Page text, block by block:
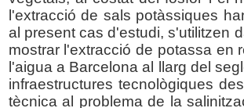
l'extracció de sals potàssiques
al present cas d'estudi, s'utilitzen
mostrar l'extracció de potassa en
l'aigua a Barcelona al llarg del
infraestructures tecnològiques
tècnica al problema de la